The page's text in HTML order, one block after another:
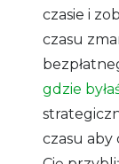
czasie i
czasu
gdzie
czasu aby